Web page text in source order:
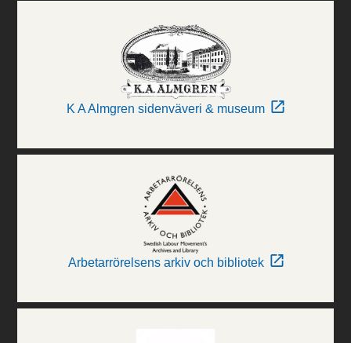
K A Almgren sidenväveri & museum
Arbetarrörelsens arkiv och bibliotek